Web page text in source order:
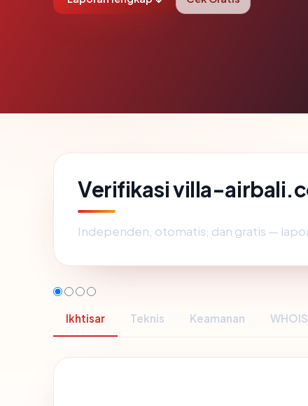
Verifikasi villa-
Independen, otomatis, dan gratis —
Ikhtisar Teknis Keamanan WHOIS